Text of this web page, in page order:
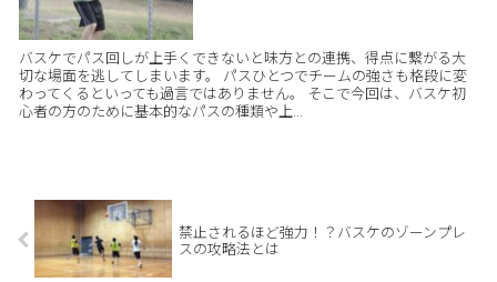
バスケでパス回しが上手くできないと味方との連携、得点に繋がる大
切な場面を逃してしまいます。 パスひとつでチームの強さも格段に変
わってくるといっても過言ではありません。 そこで今回は、バスケ初
心者の方のために基本的なパスの種類や上...
禁止されるほど強力！？バスケのゾーンプレ
スの攻略法とは